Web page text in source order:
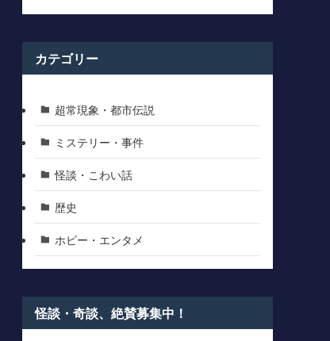
カテゴリー
超常現象・都市伝説
ミステリー・事件
怪談・こわい話
歴史
ホビー・エンタメ
怪談・奇談、絶賛募集中！